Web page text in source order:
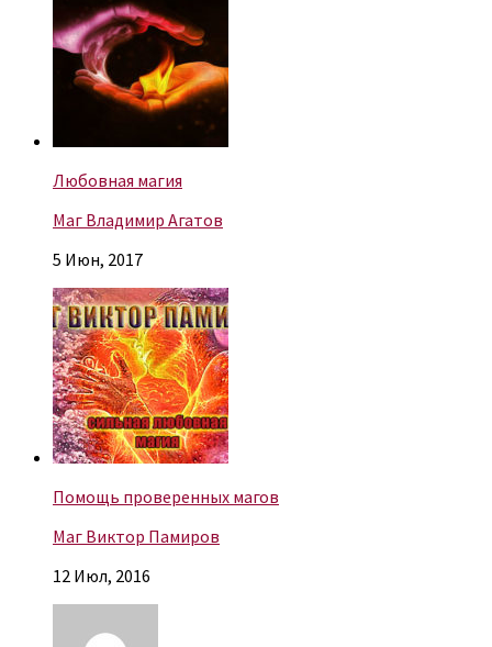
Любовная магия
Маг Владимир Агатов
5 Июн, 2017
Помощь проверенных магов
Маг Виктор Памиров
12 Июл, 2016